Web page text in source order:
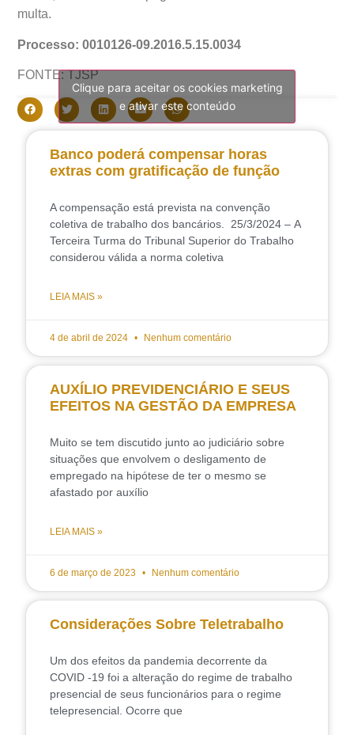
Banco poderá compensar horas
extras com gratificação de função
A compensação está prevista na convenção
coletiva de trabalho dos bancários. 25/3/2024 – A
Terceira Turma do Tribunal Superior do Trabalho
considerou válida a norma coletiva
LEIA MAIS »
4 de abril de 2024 Nenhum comentário
AUXÍLIO PREVIDENCIÁRIO E SEUS
EFEITOS NA GESTÃO DA EMPRESA
Muito se tem discutido junto ao judiciário sobre
situações que envolvem o desligamento de
empregado na hipótese de ter o mesmo se
afastado por auxílio
LEIA MAIS »
6 de março de 2023 Nenhum comentário
Considerações Sobre Teletrabalho
Um dos efeitos da pandemia decorrente da
COVID -19 foi a alteração do regime de trabalho
presencial de seus funcionários para o regime
telepresencial. Ocorre que
multa.
Processo: 0010126-09.2016.5.15.0034
FONTE: TJSP
Clique para aceitar os cookies marketing
e ativar este conteúdo